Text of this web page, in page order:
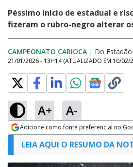
Péssimo início de estadual e
fizeram o rubro-negro alterar
CAMPEONATO CARIOCA | Do
21/01/2026 - 13H14 (ATUALIZADO EM 10/02/
A+ A-
Adicione como fonte preferencial no
Opens in new window
LEIA AQUI O RESUMO DA